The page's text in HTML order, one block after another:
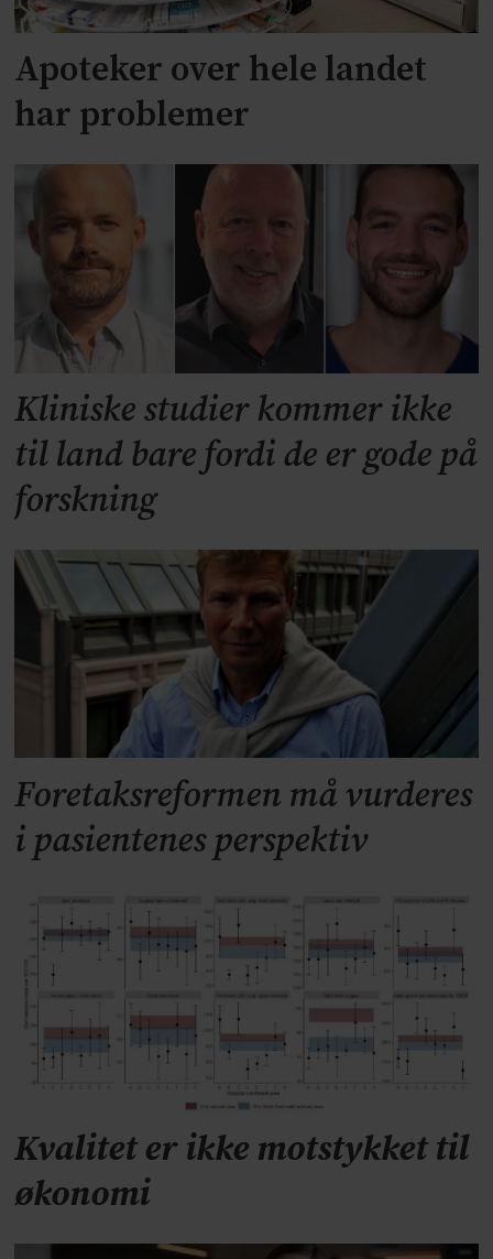
Apoteker over hele landet
har problemer
Kliniske studier kommer ikke
til land bare fordi de er gode på
forskning
Foretaksreformen må vurderes
i pasientenes perspektiv
Kvalitet er ikke motstykket til
økonomi